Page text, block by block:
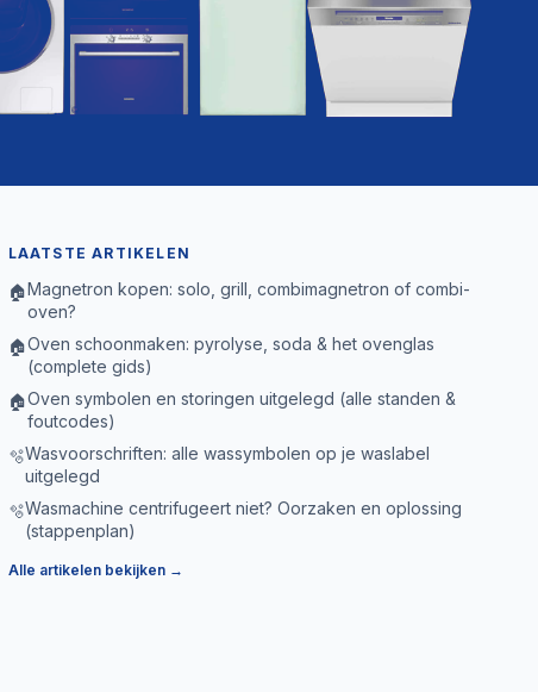
LAATSTE ARTIKELEN
🏠Magnetron kopen: solo, grill, combimagnetron of combi-
oven?
🏠Oven schoonmaken: pyrolyse, soda & het ovenglas
(complete gids)
🏠Oven symbolen en storingen uitgelegd (alle standen &
foutcodes)
🫧Wasvoorschriften: alle wassymbolen op je waslabel
uitgelegd
🫧Wasmachine centrifugeert niet? Oorzaken en oplossing
(stappenplan)
Alle artikelen bekijken →